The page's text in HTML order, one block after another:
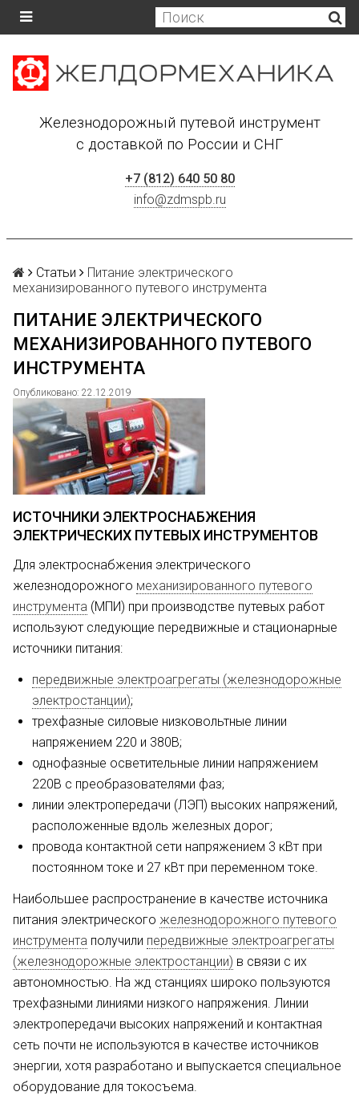
Железнодорожный путевой инструмент
с доставкой по России и СНГ
+7 (812) 640 50 80
info@zdmspb.ru
Статьи
Питание электрического
механизированного путевого инструмента
ПИТАНИЕ ЭЛЕКТРИЧЕСКОГО
МЕХАНИЗИРОВАННОГО ПУТЕВОГО
ИНСТРУМЕНТА
Опубликовано: 22.12.2019
ИСТОЧНИКИ ЭЛЕКТРОСНАБЖЕНИЯ
ЭЛЕКТРИЧЕСКИХ ПУТЕВЫХ ИНСТРУМЕНТОВ
Для электроснабжения электри­ческого
железнодорожного механизированного путевого
инструмента (МПИ) при производстве путевых работ
используют следующие передвижные и стационарные
источники питания:
передвижные электроагрегаты (железнодорожные
электро­станции);
трехфазные силовые низко­вольтные линии
напряжением 220 и 380В;
однофазные осветительные линии напряжением
220В с преоб­разователями фаз;
линии электропе­редачи (ЛЭП) высоких напряжений,
расположенные вдоль железных до­рог;
провода контактной сети напря­жением 3 кВт при
постоянном токе и 27 кВт при переменном токе.
Наибольшее распространение в качестве источника
питания электрического железнодорожного путевого
инструмента по­лучили передвижные электроагрегаты
(железнодорожные электростан­ции) в связи с их
автономностью. На жд станциях широко пользуются
трех­фазными линиями низкого напряже­ния. Линии
электропередачи высоких напряжений и контактная
сеть почти не используются в качестве источни­ков
энергии, хотя разработано и вы­пускается специальное
оборудова­ние для токосъема.